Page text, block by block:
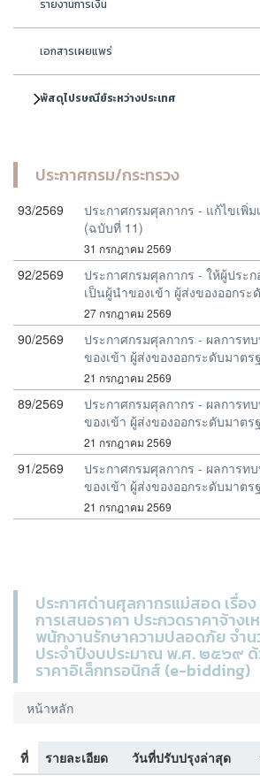
รายงานการเงิน
เอกสารเผยแพร่
พัสดุไปรษณีย์ระหว่างประเทศ
ประกาศกรม/กระทรวง
93/2569
ประกาศกรมศุลกากร - แก้ไขเพิ่
(ฉบับที่ 11)
31 กรกฎาคม 2569
92/2569
ประกาศกรมศุลกากร - ให้ผู้ประ
เป็นผู้นำของเข้า ผู้ส่งของออกระ
27 กรกฎาคม 2569
90/2569
ประกาศกรมศุลกากร - ผลการท
ของเข้า ผู้ส่งของออกระดับมาตร
21 กรกฎาคม 2569
89/2569
ประกาศกรมศุลกากร - ผลการท
ของเข้า ผู้ส่งของออกระดับมาตร
21 กรกฎาคม 2569
91/2569
ประกาศกรมศุลกากร - ผลการท
ของเข้า ผู้ส่งของออกระดับมาตร
21 กรกฎาคม 2569
ประกาศด่านศุลกากรแม่สอด เรื่อ
การเสนอราคา ประกวดราคาจ้างเ
พนักงานรักษาความปลอดภัย จำน
ประจำปีงบประมาณ พ.ศ. ๒๕๖๙ ด้
ราคาอิเล็กทรอนิกส์ (e-bidding)
หน้าหลัก
ที่ รายละเอียด วันที่ปรับปรุงล่าสุด